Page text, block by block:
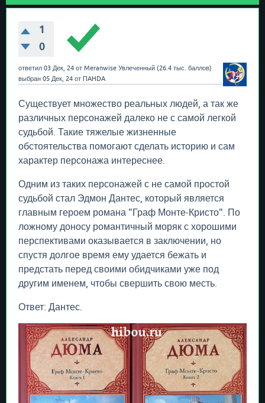
1
0
ответил 03 Дек, 24 от Meranwise Увлеченный (26.4 тыс. баллов)
выбран 05 Дек, 24 от ПAHDA
Существует множество реальных людей, а так же
различных персонажей далеко не с самой легкой
судьбой. Такие тяжелые жизненные
обстоятельства помогают сделать историю и сам
характер персонажа интереснее.
Одним из таких персонажей с не самой простой
судьбой стал Эдмон Дантес, который является
главным героем романа "Граф Монте-Кристо". По
ложному доносу романтичный моряк с хорошими
перспективами оказывается в заключении, но
спустя долгое время ему удается бежать и
предстать перед своими обидчиками уже под
другим именем, чтобы свершить свою месть.
Ответ: Дантес.